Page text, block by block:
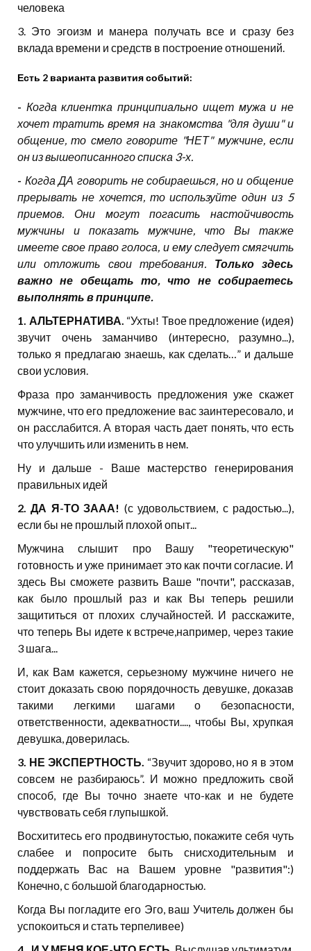
человека
3. Это эгоизм и манера получать все и сразу без
вклада времени и средств в построение отношений.
Есть 2 варианта развития событий:
- Когда клиентка принципиально ищет мужа и не
хочет тратить время на знакомства "для души" и
общение, то смело говорите "НЕТ" мужчине, если
он из вышеописанного списка 3-х.
- Когда ДА говорить не собираешься, но и общение
прерывать не хочется, то используйте один из 5
приемов. Они могут погасить настойчивость
мужчины и показать мужчине, что Вы также
имеете свое право голоса, и ему следует смягчить
или отложить свои требования. Только здесь
важно не обещать то, что не собираетесь
выполнять в принципе.
1. АЛЬТЕРНАТИВА. “Ухты! Твое предложение (идея)
звучит очень заманчиво (интересно, разумно...),
только я предлагаю знаешь, как сделать…” и дальше
свои условия.
Фраза про заманчивость предложения уже скажет
мужчине, что его предложение вас заинтересовало, и
он расслабится. А вторая часть дает понять, что есть
что улучшить или изменить в нем.
Ну и дальше - Ваше мастерство генерирования
правильных идей
2. ДА Я-ТО ЗААА! (с удовольствием, с радостью...),
если бы не прошлый плохой опыт...
Мужчина слышит про Вашу "теоретическую"
готовность и уже принимает это как почти согласие. И
здесь Вы сможете развить Ваше "почти", рассказав,
как было прошлый раз и как Вы теперь решили
защититься от плохих случайностей. И расскажите,
что теперь Вы идете к встрече,например, через такие
3 шага...
И, как Вам кажется, серьезному мужчине ничего не
стоит доказать свою порядочность девушке, доказав
такими легкими шагами о безопасности,
ответственности, адекватности...., чтобы Вы, хрупкая
девушка, доверилась.
3. НЕ ЭКСПЕРТНОСТЬ. “Звучит здорово, но я в этом
совсем не разбираюсь”. И можно предложить свой
способ, где Вы точно знаете что-как и не будете
чувствовать себя глупышкой.
Восхититесь его продвинутостью, покажите себя чуть
слабее и попросите быть снисходительным и
поддержать Вас на Вашем уровне "развития":)
Конечно, с большой благодарностью.
Когда Вы погладите его Эго, ваш Учитель должен бы
успокоиться и стать терпеливее)